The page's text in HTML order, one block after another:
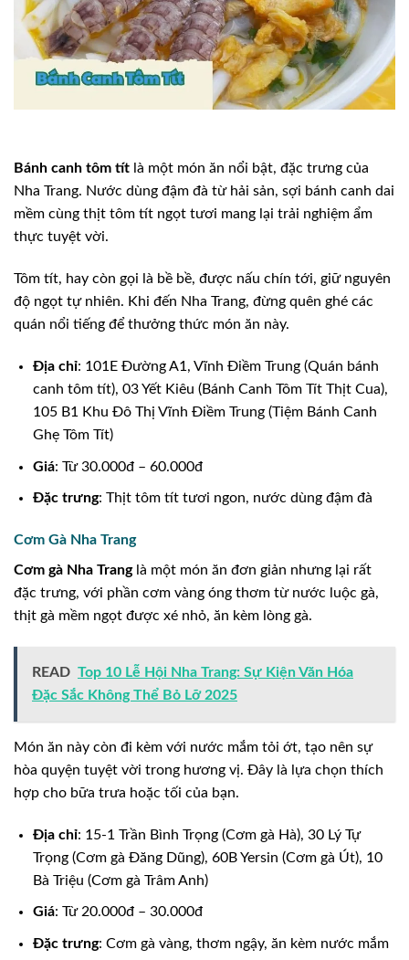
Bánh canh tôm tít là một món ăn nổi bật, đặc trưng của
Nha Trang. Nước dùng đậm đà từ hải sản, sợi bánh canh dai
mềm cùng thịt tôm tít ngọt tươi mang lại trải nghiệm ẩm
thực tuyệt vời.
Tôm tít, hay còn gọi là bề bề, được nấu chín tới, giữ nguyên
độ ngọt tự nhiên. Khi đến Nha Trang, đừng quên ghé các
quán nổi tiếng để thưởng thức món ăn này.
Địa chỉ: 101E Đường A1, Vĩnh Điềm Trung (Quán bánh
canh tôm tít), 03 Yết Kiêu (Bánh Canh Tôm Tít Thịt Cua),
105 B1 Khu Đô Thị Vĩnh Điềm Trung (Tiệm Bánh Canh
Ghẹ Tôm Tít)
Giá: Từ 30.000đ – 60.000đ
Đặc trưng: Thịt tôm tít tươi ngon, nước dùng đậm đà
Cơm Gà Nha Trang
Cơm gà Nha Tranglà một món ăn đơn giản nhưng lại rất
đặc trưng, với phần cơm vàng óng thơm từ nước luộc gà,
thịt gà mềm ngọt được xé nhỏ, ăn kèm lòng gà.
READ Top 10 Lễ Hội Nha Trang: Sự Kiện Văn Hóa
Đặc Sắc Không Thể Bỏ Lỡ 2025
Món ăn này còn đi kèm với nước mắm tỏi ớt, tạo nên sự
hòa quyện tuyệt vời trong hương vị. Đây là lựa chọn thích
hợp cho bữa trưa hoặc tối của bạn.
Địa chỉ: 15-1 Trần Bình Trọng (Cơm gà Hà), 30 Lý Tự
Trọng (Cơm gà Đăng Dũng), 60B Yersin (Cơm gà Út), 10
Bà Triệu (Cơm gà Trâm Anh)
Giá: Từ 20.000đ – 30.000đ
Đặc trưng: Cơm gà vàng, thơm ngậy, ăn kèm nước mắm